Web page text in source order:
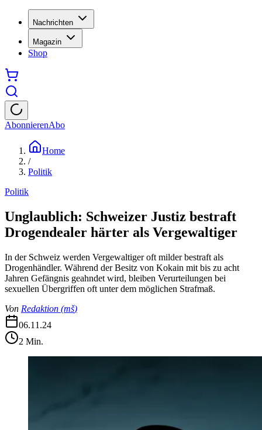
Nachrichten
Magazin
Shop
AbonnierenAbo
Home
/
Politik
Politik
Unglaublich: Schweizer Justiz bestraft
Drogendealer härter als Vergewaltiger
In der Schweiz werden Vergewaltiger oft milder bestraft als
Drogenhändler. Während der Besitz von Kokain mit bis zu acht
Jahren Gefängnis geahndet wird, bleiben Verurteilungen bei
sexuellen Übergriffen oft unter dem möglichen Strafmaß.
Von Redaktion (mš)
06.11.24
2 Min.